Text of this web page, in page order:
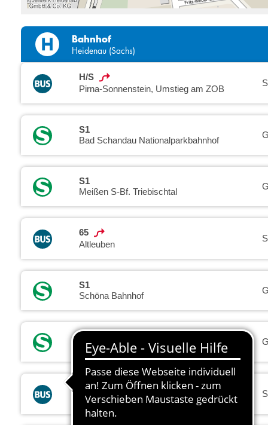
Bahnhof
Heidenau (Sachs)
H/S
Pirna-Sonnenstein, Umstieg am ZOB
S1
Bad Schandau Nationalparkbahnhof
S1
Meißen S-Bf. Triebischtal
65
Altleuben
S1
Schöna Bahnhof
Meißen S-Bf. Triebischtal
H/S
Dresden-Prohlis